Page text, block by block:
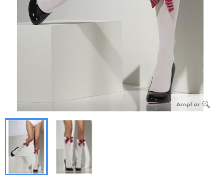
Ampliar